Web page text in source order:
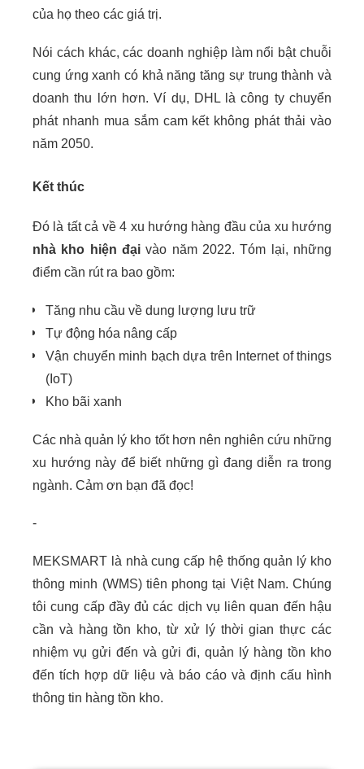
của họ theo các giá trị.
Nói cách khác, các doanh nghiệp làm nổi bật chuỗi
cung ứng xanh có khả năng tăng sự trung thành và
doanh thu lớn hơn. Ví dụ, DHL là công ty chuyển
phát nhanh mua sắm cam kết không phát thải vào
năm 2050.
Kết thúc
Đó là tất cả về 4 xu hướng hàng đầu của xu hướng
nhà kho hiện đạivào năm 2022. Tóm lại, những
điểm cần rút ra bao gồm:
Tăng nhu cầu về dung lượng lưu trữ
Tự động hóa nâng cấp
Vận chuyển minh bạch dựa trên Internet of things
(IoT)
Kho bãi xanh
Các nhà quản lý kho tốt hơn nên nghiên cứu những
xu hướng này để biết những gì đang diễn ra trong
ngành. Cảm ơn bạn đã đọc!
-
MEKSMART là nhà cung cấp hệ thống quản lý kho
thông minh (WMS) tiên phong tại Việt Nam. Chúng
tôi cung cấp đầy đủ các dịch vụ liên quan đến hậu
cần và hàng tồn kho, từ xử lý thời gian thực các
nhiệm vụ gửi đến và gửi đi, quản lý hàng tồn kho
đến tích hợp dữ liệu và báo cáo và định cấu hình
thông tin hàng tồn kho.